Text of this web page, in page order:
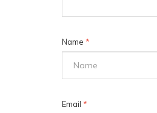
Name *
Email *